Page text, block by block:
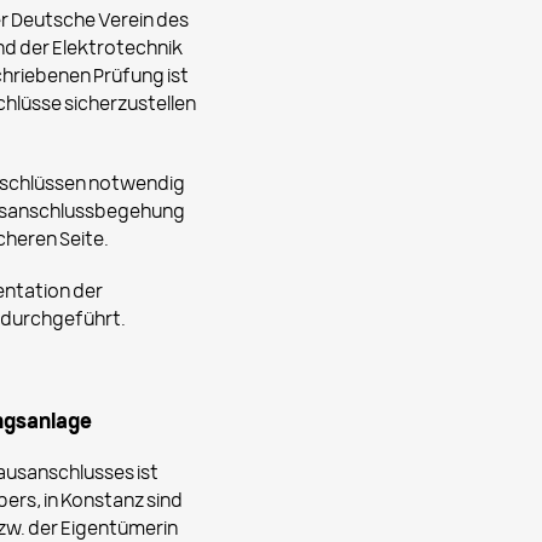
Deutsche Verein des
der Elektrotechnik
Prüfung ist
sicherzustellen
notwendig
Seite.
der
durchgeführt.
ist
in Konstanz sind
der Eigentümerin